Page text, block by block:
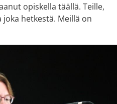
opiskella täällä. Teille,
hetkestä. Meillä on